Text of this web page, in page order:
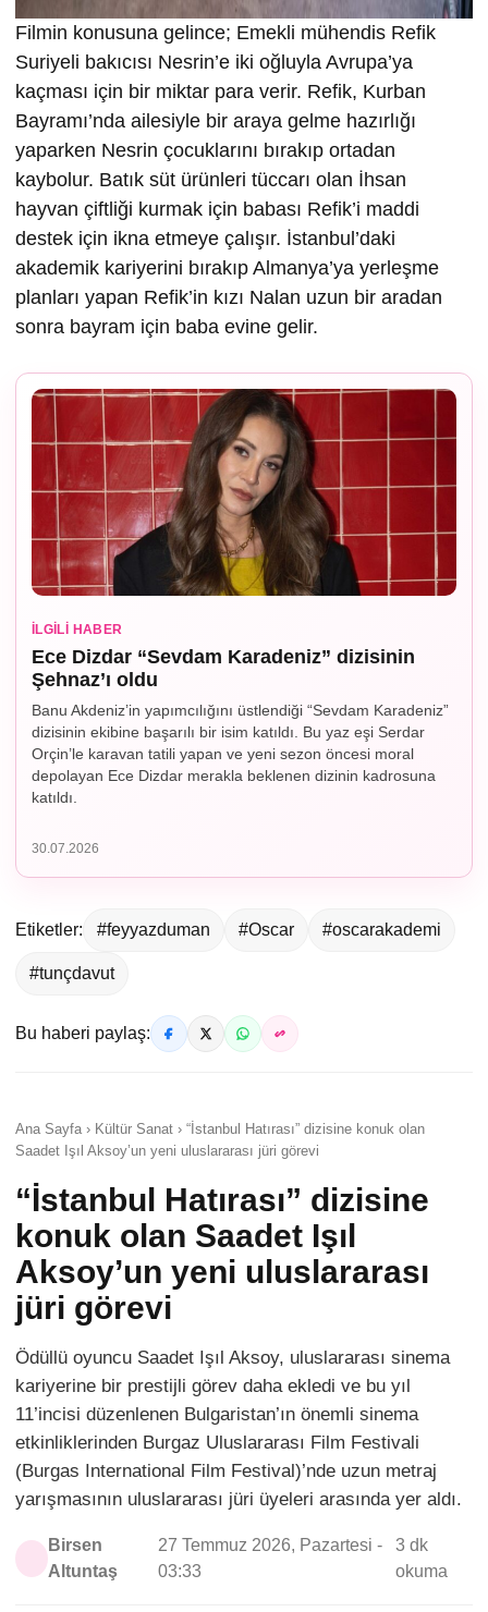
Filmin konusuna gelince; Emekli mühendis Refik
Suriyeli bakıcısı Nesrin’e iki oğluyla Avrupa’ya
kaçması için bir miktar para verir. Refik, Kurban
Bayramı’nda ailesiyle bir araya gelme hazırlığı
yaparken Nesrin çocuklarını bırakıp ortadan
kaybolur. Batık süt ürünleri tüccarı olan İhsan
hayvan çiftliği kurmak için babası Refik’i maddi
destek için ikna etmeye çalışır. İstanbul’daki
akademik kariyerini bırakıp Almanya’ya yerleşme
planları yapan Refik’in kızı Nalan uzun bir aradan
sonra bayram için baba evine gelir.
İLGILI HABER
Ece Dizdar “Sevdam Karadeniz” dizisinin
Şehnaz’ı oldu
Banu Akdeniz’in yapımcılığını üstlendiği “Sevdam Karadeniz”
dizisinin ekibine başarılı bir isim katıldı. Bu yaz eşi Serdar
Orçin’le karavan tatili yapan ve yeni sezon öncesi moral
depolayan Ece Dizdar merakla beklenen dizinin kadrosuna
katıldı.
30.07.2026
Etiketler: #feyyazduman #Oscar #oscarakademi
#tunçdavut
Bu haberi paylaş:
Ana Sayfa › Kültür Sanat › “İstanbul Hatırası” dizisine konuk olan
Saadet Işıl Aksoy’un yeni uluslararası jüri görevi
“İstanbul Hatırası” dizisine
konuk olan Saadet Işıl
Aksoy’un yeni uluslararası
jüri görevi
Ödüllü oyuncu Saadet Işıl Aksoy, uluslararası sinema
kariyerine bir prestijli görev daha ekledi ve bu yıl
11’incisi düzenlenen Bulgaristan’ın önemli sinema
etkinliklerinden Burgaz Uluslararası Film Festivali
(Burgas International Film Festival)’nde uzun metraj
yarışmasının uluslararası jüri üyeleri arasında yer aldı.
Birsen
Altuntaş
27 Temmuz 2026, Pazartesi -
03:33
3 dk
okuma